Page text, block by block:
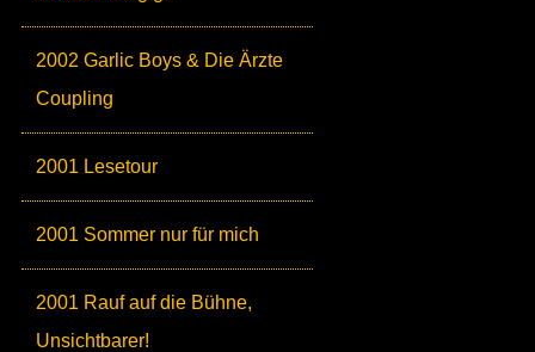
2002 Garlic Boys & Die Ärzte
Coupling
2001 Lesetour
2001 Sommer nur für mich
2001 Rauf auf die Bühne,
Unsichtbarer!